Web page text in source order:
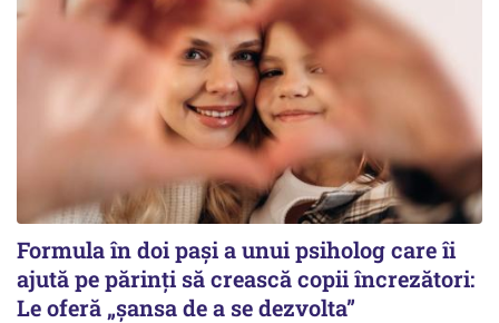
Formula în doi pași a unui psiholog care îi
ajută pe părinți să crească copii încrezători:
Le oferă „șansa de a se dezvolta”